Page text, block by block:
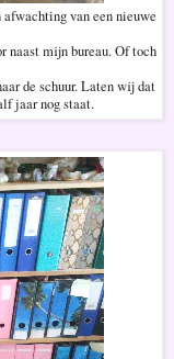
van een nieuwe
naast mijn bureau. Of toch
de schuur. Laten wij dat
jaar nog staat.